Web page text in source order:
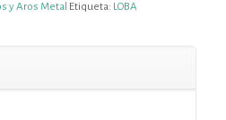
y Aros Metal Etiqueta: LOBA